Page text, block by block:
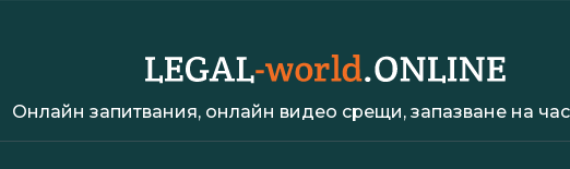
Онлайн запитвания, онлайн видео срещи, запазване на